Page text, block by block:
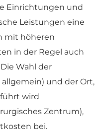
Einrichtungen und
Leistungen eine
mit höheren
in der Regel auch
Wahl der
und der Ort,
wird
Zentrum),
bei.